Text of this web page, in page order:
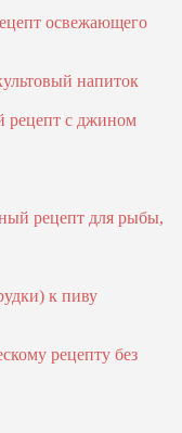
освежающего
напиток
рецепт с джином
рецепт для рыбы,
к пиву
рецепту без